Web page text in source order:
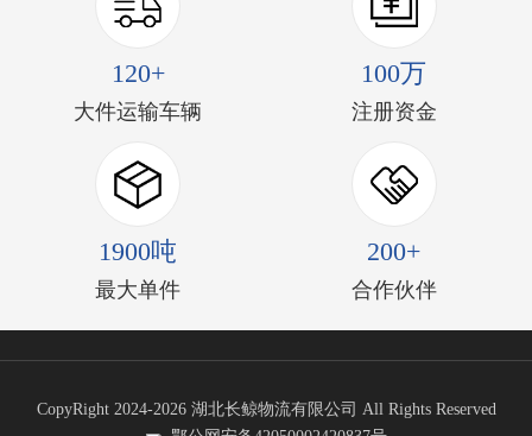
120+
大件运输车辆
100万
注册资金
1900吨
最大单件
200+
合作伙伴
CopyRight 2024-2026 湖北长鲸物流有限公司 All Rights Reserved